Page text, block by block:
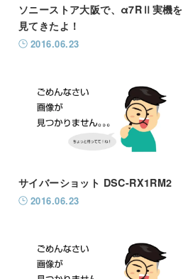
ソニーストア大阪で、α7RⅡ実機を
見てきたよ！
2016.06.23
サイバーショット DSC-RX1RM2
2016.06.23